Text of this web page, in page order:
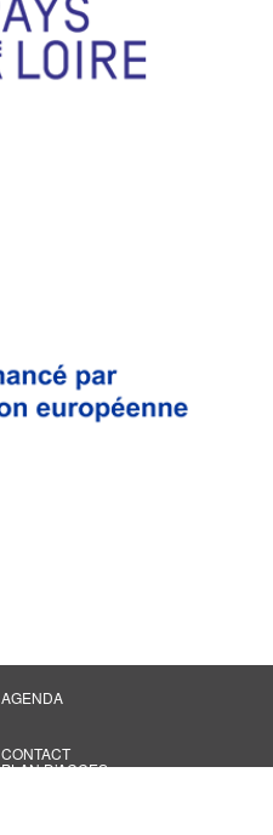
AGENDA
CONTACT
PLAN D’ACCES